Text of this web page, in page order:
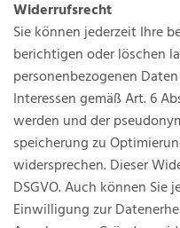
Widerrufsrecht
Sie können jederzeit Ihre
berichtigen oder löschen
personenbezogenen
Interessen gemäß Art. 6
werden und der
speicherung zu
widersprechen. Dieser
DSGVO. Auch können Sie
Einwilligung zur